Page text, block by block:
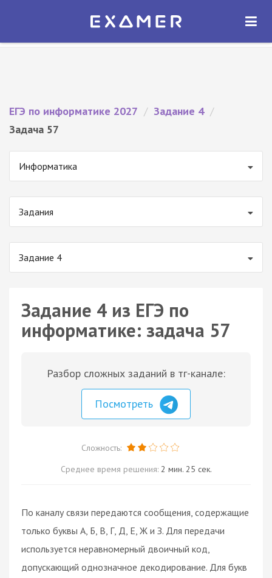
Экзамер — ЕГЭ 2027
ОТКРЫТЬ
ЕГЭ по информатике 2027 / Задание 4 /
Задача 57
Информатика
Задания
Задание 4
Задание 4 из ЕГЭ по
информатике: задача 57
Разбор сложных заданий в тг-канале:
Посмотреть
Сложность:
Среднее время решения: 2 мин. 25 сек.
По каналу связи передаются сообщения, содержащие
только буквы А, Б, В, Г, Д, Е, Ж и З. Для передачи
используется неравномерный двоичный код,
допускающий однозначное декодирование. Для букв